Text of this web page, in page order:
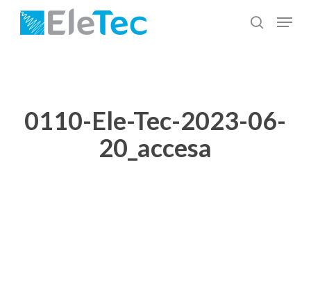
Salta
cerca
Menu
0110-Ele-Tec-2023-06-
20_accesa